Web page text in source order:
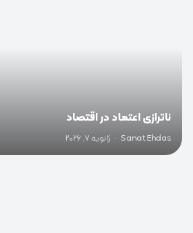
ناترازی اعتماد در اقتصاد
Sanat Ehdas
· ژانویه 7, 2026